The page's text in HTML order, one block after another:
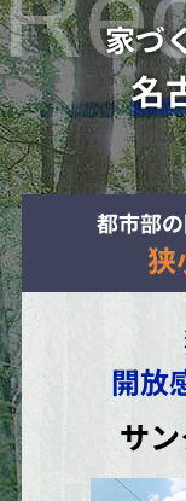
家づ
名
都市部
狭
開放
サ